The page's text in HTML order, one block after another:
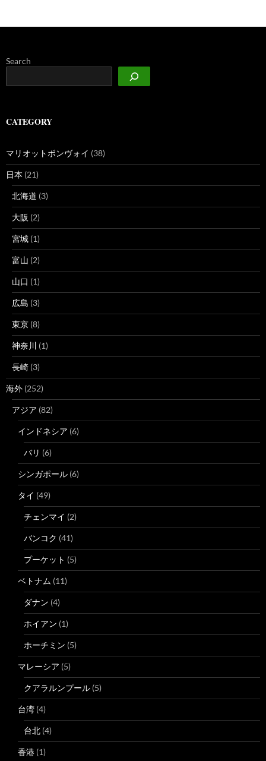
Search
CATEGORY
マリオットボンヴォイ (38)
日本 (21)
北海道 (3)
大阪 (2)
宮城 (1)
富山 (2)
山口 (1)
広島 (3)
東京 (8)
神奈川 (1)
長崎 (3)
海外 (252)
アジア (82)
インドネシア (6)
バリ (6)
シンガポール (6)
タイ (49)
チェンマイ (2)
バンコク (41)
プーケット (5)
ベトナム (11)
ダナン (4)
ホイアン (1)
ホーチミン (5)
マレーシア (5)
クアラルンプール (5)
台湾 (4)
台北 (4)
香港 (1)